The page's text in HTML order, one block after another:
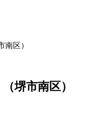
区）
堺市南区）